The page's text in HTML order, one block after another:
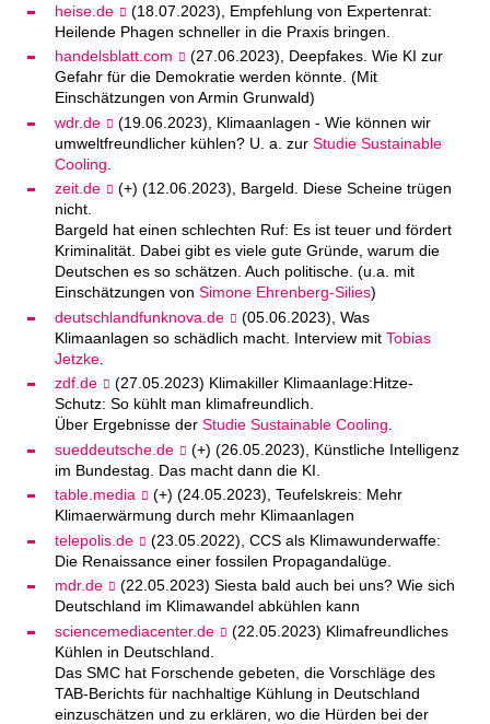
heise.de
(18.07.2023), Empfehlung von Expertenrat:
Heilende Phagen schneller in die Praxis bringen.
handelsblatt.com
(27.06.2023), Deepfakes. Wie KI zur
Gefahr für die Demokratie werden könnte. (Mit
Einschätzungen von Armin Grunwald)
wdr.de
(19.06.2023), Klimaanlagen - Wie können wir
umweltfreundlicher kühlen? U. a. zur Studie Sustainable
Cooling
zeit.de
(+) (12.06.2023), Bargeld. Diese Scheine trügen
nicht.
Bargeld hat einen schlechten Ruf: Es ist teuer und fördert
Kriminalität. Dabei gibt es viele gute Gründe, warum die
Deutschen es so schätzen. Auch politische. (u.a. mit
Einschätzungen von Simone Ehrenberg-Silies)
deutschlandfunknova.de
(05.06.2023), Was
Klimaanlagen so schädlich macht. Interview mit Tobias
Jetzke.
zdf.de
(27.05.2023) Klimakiller Klimaanlage:Hitze-
Schutz: So kühlt man klimafreundlich.
Über Ergebnisse der Studie Sustainable Cooling.
sueddeutsche.de
(+) (26.05.2023), Künstliche Intelligenz
im Bundestag. Das macht dann die KI.
table.media
(+) (24.05.2023), Teufelskreis: Mehr
Klimaerwärmung durch mehr Klimaanlagen
telepolis.de
(23.05.2022), CCS als Klimawunderwaffe:
Die Renaissance einer fossilen Propagandalüge.
mdr.de
(22.05.2023) Siesta bald auch bei uns? Wie sich
Deutschland im Klimawandel abkühlen kann
sciencemediacenter.de
(22.05.2023) Klimafreundliches
Kühlen in Deutschland.
Das SMC hat Forschende gebeten, die Vorschläge des
TAB-Berichts für nachhaltige Kühlung in Deutschland
einzuschätzen und zu erklären, wo die Hürden bei der